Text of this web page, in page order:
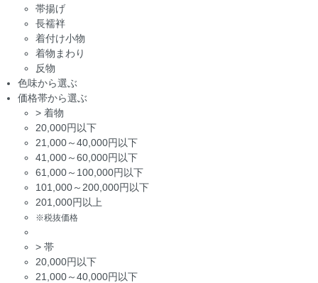
帯揚げ
長襦袢
着付け小物
着物まわり
反物
色味から選ぶ
価格帯から選ぶ
> 着物
20,000円以下
21,000～40,000円以下
41,000～60,000円以下
61,000～100,000円以下
101,000～200,000円以下
201,000円以上
※税抜価格
> 帯
20,000円以下
21,000～40,000円以下